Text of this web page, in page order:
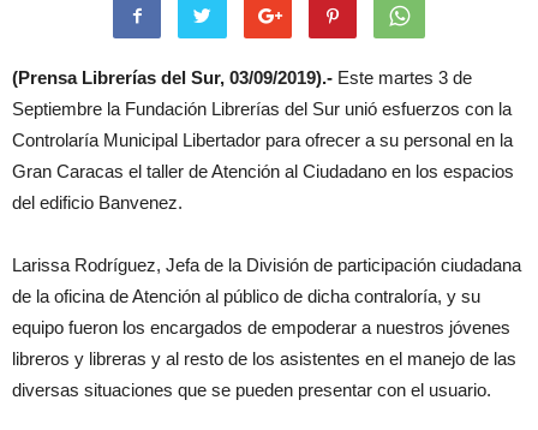
(Prensa Librerías del Sur, 03/09/2019).- Este martes 3 de
Septiembre la Fundación Librerías del Sur unió esfuerzos con la
Controlaría Municipal Libertador para ofrecer a su personal en la
Gran Caracas el taller de Atención al Ciudadano en los espacios
del edificio Banvenez.
Larissa Rodríguez, Jefa de la División de participación ciudadana
de la oficina de Atención al público de dicha contraloría, y su
equipo fueron los encargados de empoderar a nuestros jóvenes
libreros y libreras y al resto de los asistentes en el manejo de las
diversas situaciones que se pueden presentar con el usuario.